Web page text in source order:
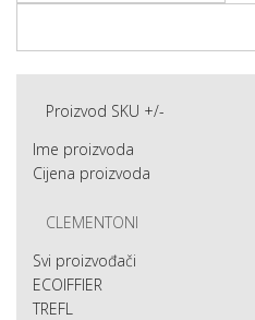
Proizvod SKU +/-
Ime proizvoda
Cijena proizvoda
CLEMENTONI
Svi proizvođači
ECOIFFIER
TREFL